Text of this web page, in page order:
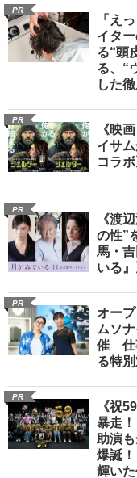
PR
「え
イタ
る“頭
る、“
した
PR
《映
イサ
コラボ
PR
《渡
の性”
馬・
いる』
PR
オー
ムソ
催 仕
る特
PR
《祝
暴走
助演
爆誕
輝いた